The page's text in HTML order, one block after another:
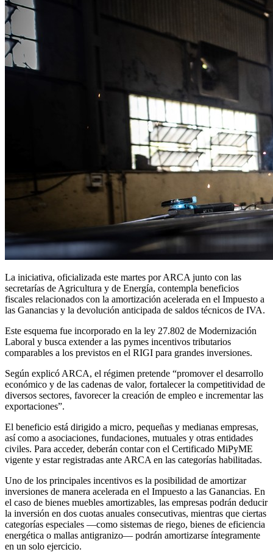
La iniciativa, oficializada este martes por ARCA junto con las
secretarías de Agricultura y de Energía, contempla beneficios
fiscales relacionados con la amortización acelerada en el Impuesto a
las Ganancias y la devolución anticipada de saldos técnicos de IVA.
Este esquema fue incorporado en la ley 27.802 de Modernización
Laboral y busca extender a las pymes incentivos tributarios
comparables a los previstos en el RIGI para grandes inversiones.
Según explicó ARCA, el régimen pretende “promover el desarrollo
económico y de las cadenas de valor, fortalecer la competitividad de
diversos sectores, favorecer la creación de empleo e incrementar las
exportaciones”.
El beneficio está dirigido a micro, pequeñas y medianas empresas,
así como a asociaciones, fundaciones, mutuales y otras entidades
civiles. Para acceder, deberán contar con el Certificado MiPyME
vigente y estar registradas ante ARCA en las categorías habilitadas.
Uno de los principales incentivos es la posibilidad de amortizar
inversiones de manera acelerada en el Impuesto a las Ganancias. En
el caso de bienes muebles amortizables, las empresas podrán deducir
la inversión en dos cuotas anuales consecutivas, mientras que ciertas
categorías especiales —como sistemas de riego, bienes de eficiencia
energética o mallas antigranizo— podrán amortizarse íntegramente
en un solo ejercicio.